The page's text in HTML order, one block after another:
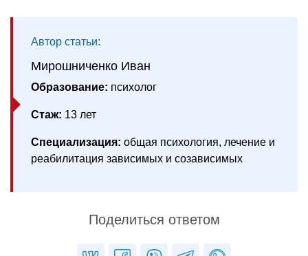
Автор статьи:
Мирошниченко Иван
Образование: психолог
Стаж: 13 лет
Специализация: общая психология, лечение и
реабилитация зависимых и созависимых
Поделиться ответом